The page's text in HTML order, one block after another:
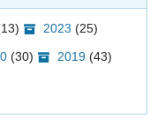
2023 (25)
(30) 2019 (43)